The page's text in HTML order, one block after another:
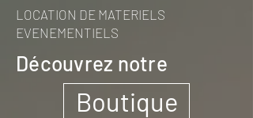
LOCATION DE MATERIELS
EVENEMENTIELS
Découvrez notre
Boutique